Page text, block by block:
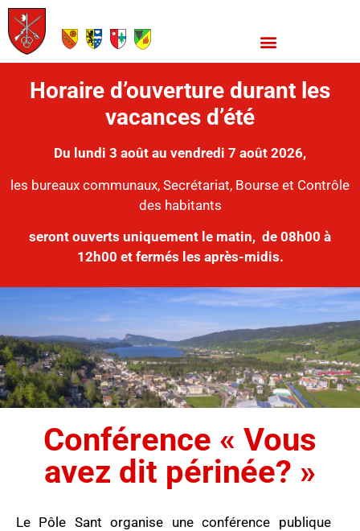
Horaire d’ouverture durant les
vacances d’été
Du lundi 3 août au vendredi 7 août 2026,
les bureaux communaux, Secrétariat, Bourse et Contrôle
des habitants
seront ouverts uniquement le matin, de 08h00 à
12h00 et fermés les après-midis.
Conférence « Vous
avez dit périnée? »
Le Pôle Sant organise une conférence publique